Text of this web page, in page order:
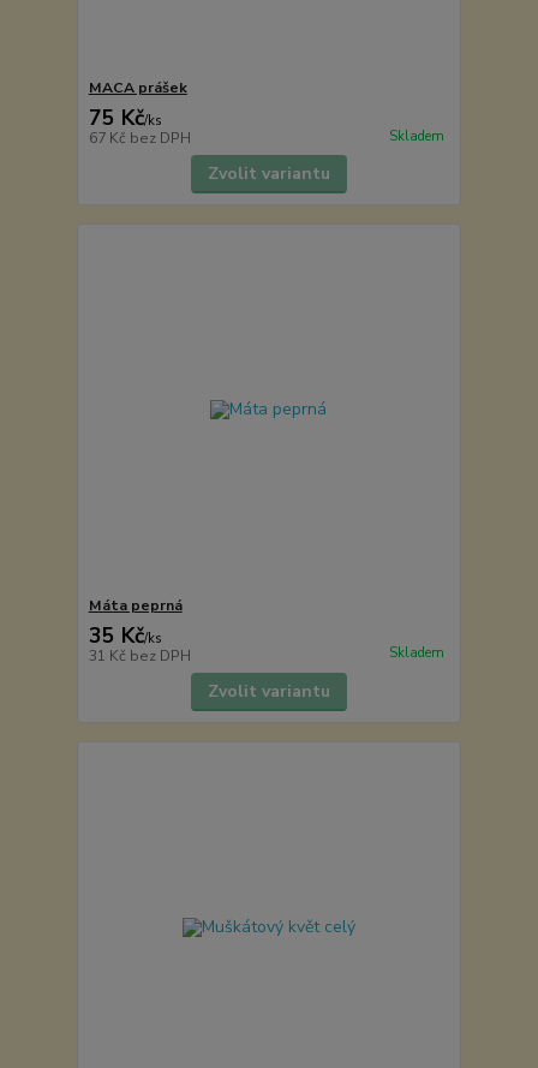
MACA prášek
75 Kč/ks
67 Kč bez DPH Skladem
Zvolit variantu
Máta peprná
35 Kč/ks
31 Kč bez DPH Skladem
Zvolit variantu